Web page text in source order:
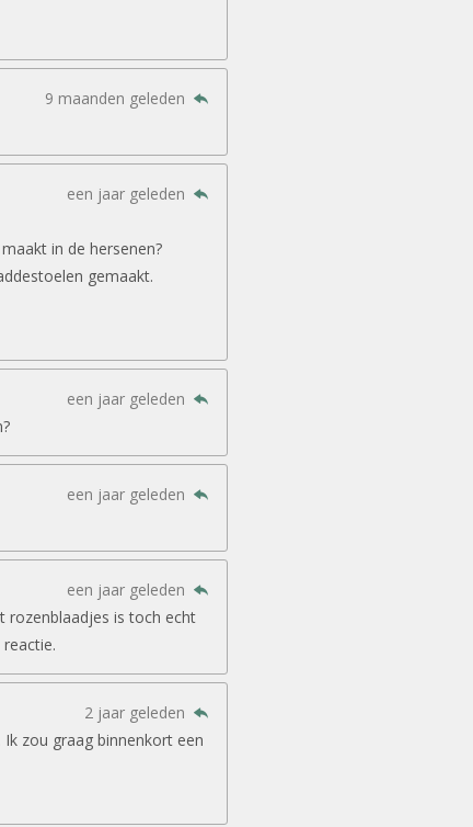
9 maanden geleden
een jaar geleden
in de hersenen?
gemaakt.
een jaar geleden
een jaar geleden
een jaar geleden
rozenblaadjes is toch echt
2 jaar geleden
zou graag binnenkort een